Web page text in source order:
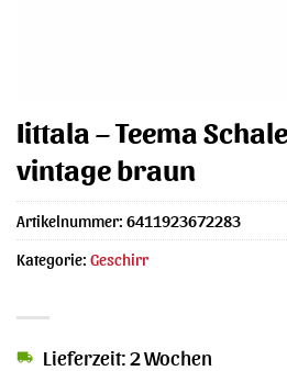
Iittala – Teema
vintage braun
Lieferzeit: 2 Wochen
Artikelnummer: 6411923672283
Kategorie: Geschirr